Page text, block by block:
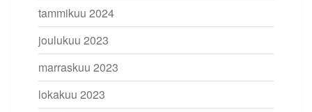
tammikuu 2024
joulukuu 2023
marraskuu 2023
lokakuu 2023